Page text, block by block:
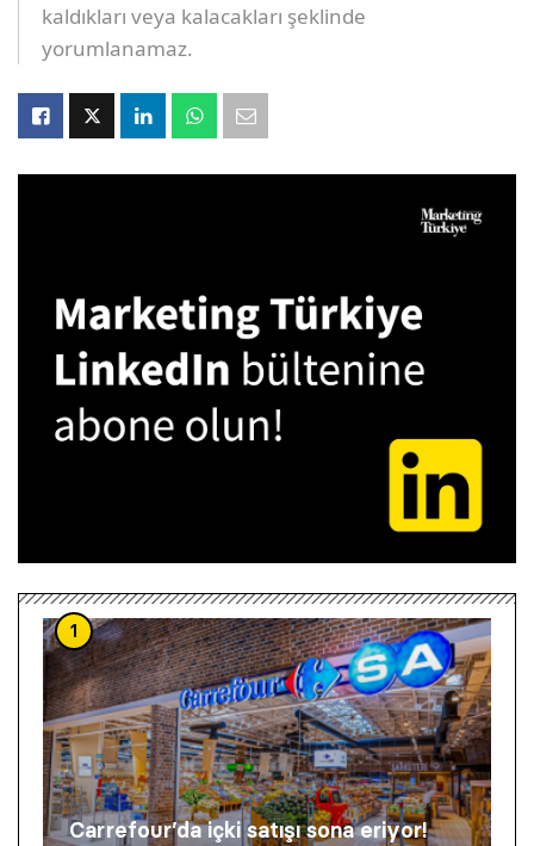
kaldıkları veya kalacakları şeklinde
yorumlanamaz.
1
Carrefour’da içki satışı sona eriyor!